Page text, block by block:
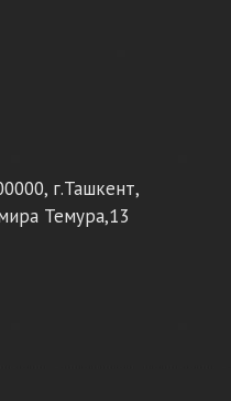
г.Ташкент,
Темура,13